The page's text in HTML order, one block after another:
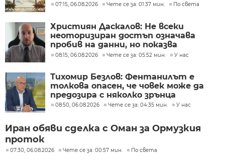
07:15, 06.08.2026 Чете се за: 01:37 мин. По света
Християн Даскалов: Не всеки
неоторизиран достъп означава
пробив на данни, но показва
сериозни пропуски в
08:15, 06.08.2026 Чете се за: 05:52 мин. У нас
Тихомир Безлов: Фентанилът е
толкова опасен, че човек може да
предозира с няколко зрънца
08:50, 06.08.2026 Чете се за: 04:35 мин. У нас
Иран обяви сделка с Оман за Ормузкия
проток
07:30, 06.08.2026 Чете се за: 00:57 мин. По света